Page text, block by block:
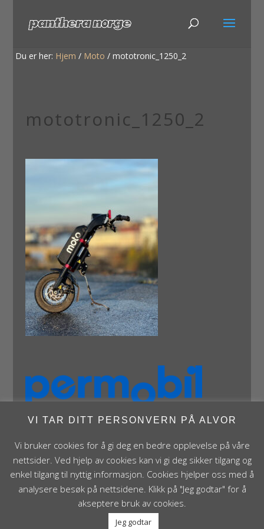
Du er her: Hjem / Moto /mototronic_1250_2
mototronic_1250_2
Panthera Norge AS • Røykenveien 142A • NO - 1386
Asker • Norge • post@panthera.no • Tlf: 90 24 55 55 •
Org.nr. NO 995 824 841 MVA Foretaksregisteret
VI TAR DITT PERSONVERN PÅ ALVOR
Vi bruker cookies for å gi deg en bedre opplevelse på våre
nettsider. Ved hjelp av cookies kan vi gi deg sikker tilgang og
enkel tilgang til nyttig informasjon. Cookies hjelper oss med å
analysere besøk på nettsidene. Klikk på "Jeg godtar" for å
akseptere bruk av cookies.
Jeg godtar